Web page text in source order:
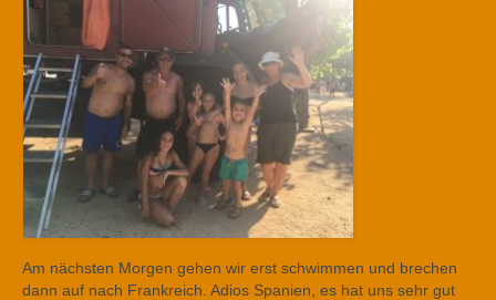
Am nächsten Morgen gehen wir erst schwimmen und brechen
dann auf nach Frankreich. Adios Spanien, es hat uns sehr gut